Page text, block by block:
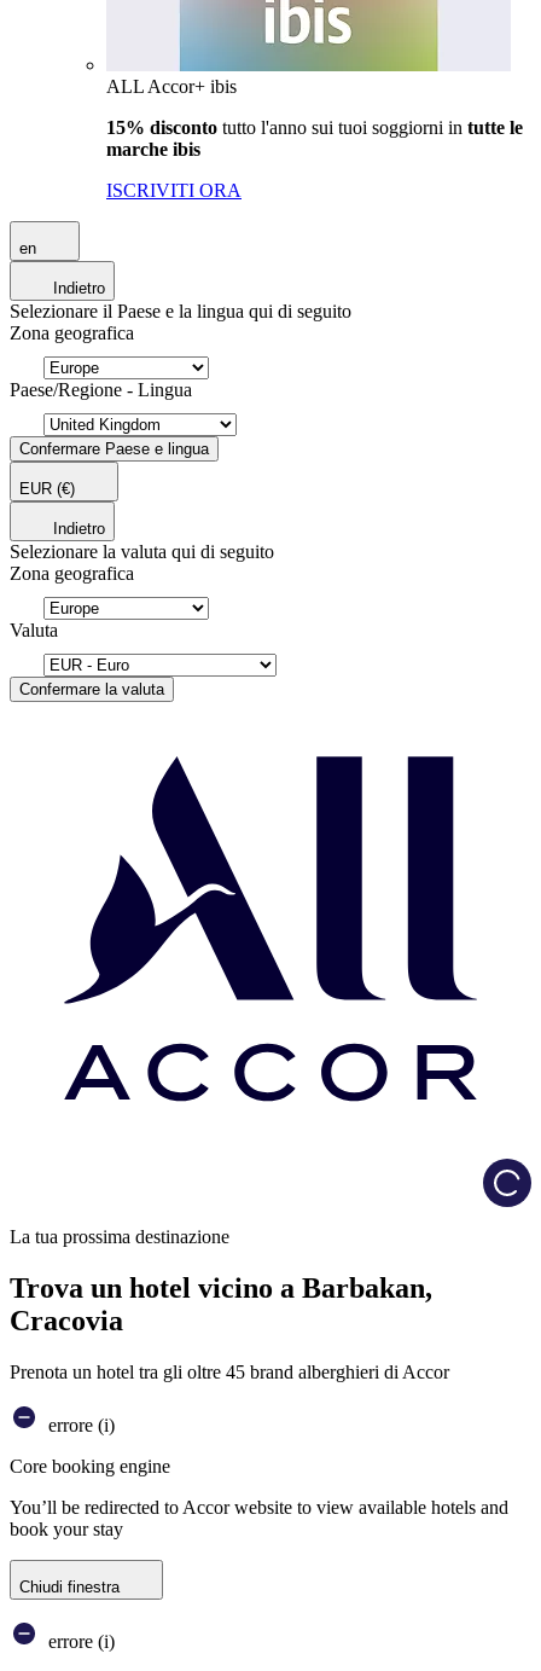
ALL Accor+ ibis
15% disconto tutto l'anno sui tuoi soggiorni in tutte le
marche ibis
ISCRIVITI ORA
en
Indietro
Selezionare il Paese e la lingua qui di seguito
Zona geografica
Paese/Regione - Lingua
Confermare Paese e lingua
EUR (€)
Indietro
Selezionare la valuta qui di seguito
Zona geografica
Valuta
Confermare la valuta
La tua prossima destinazione
Trova un hotel vicino a Barbakan,
Cracovia
Prenota un hotel tra gli oltre 45 brand alberghieri di Accor
errore (i)
Core booking engine
You’ll be redirected to Accor website to view available hotels and
book your stay
Chiudi finestra
errore (i)